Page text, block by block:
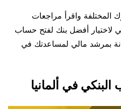
المختلفة واقرأ مراجعات
لاختيار أفضل بنك لفتح حساب
بمرشد مالي لمساعدتك في
في ألمانيا